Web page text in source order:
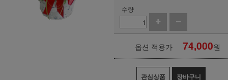
수량
옵션 적용가 74,000원
관심상품 장바구니